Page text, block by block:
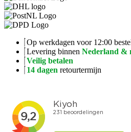
Op werkdagen voor 12:00
Levering binnen Nederland &
Veilig betalen
14 dagen retourtermijn